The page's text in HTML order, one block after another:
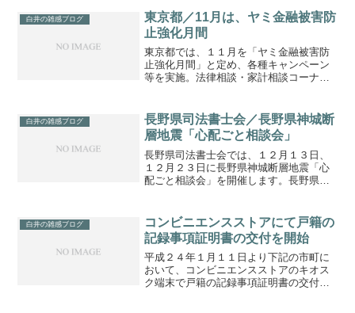
白井の雑感ブログ
東京都／11月は、ヤミ金融被害防
止強化月間
東京都では、１１月を「ヤミ金融被害防
止強化月間」と定め、各種キャンペーン
等を実施。法律相談・家計相談コーナー
家計相談を実施。東京司法書士会
Facebook本日開催 ヤ...
白井の雑感ブログ
長野県司法書士会／長野県神城断
層地震「心配ごと相談会」
長野県司法書士会では、１２月１３日、
１２月２３日に長野県神城断層地震「心
配ごと相談会」を開催します。長野県土
白井の雑感ブログ
コンビニエンスストアにて戸籍の
記録事項証明書の交付を開始
平成２４年１月１１日より下記の市町に
おいて、コンビニエンスストアのキオス
ク端末で戸籍の記録事項証明書の交付を